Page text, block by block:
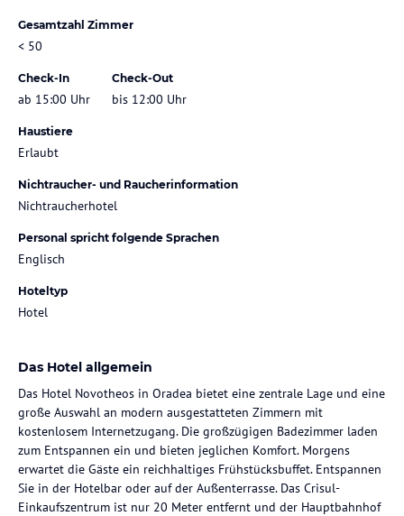
Gesamtzahl Zimmer
< 50
Check-In
ab 15:00 Uhr
Check-Out
bis 12:00 Uhr
Haustiere
Erlaubt
Nichtraucher- und Raucherinformation
Nichtraucherhotel
Personal spricht folgende Sprachen
Englisch
Hoteltyp
Hotel
Das Hotel allgemein
Das Hotel Novotheos in Oradea bietet eine zentrale Lage und eine
große Auswahl an modern ausgestatteten Zimmern mit
kostenlosem Internetzugang. Die großzügigen Badezimmer laden
zum Entspannen ein und bieten jeglichen Komfort. Morgens
erwartet die Gäste ein reichhaltiges Frühstücksbuffet. Entspannen
Sie in der Hotelbar oder auf der Außenterrasse. Das Crisul-
Einkaufszentrum ist nur 20 Meter entfernt und der Hauptbahnhof